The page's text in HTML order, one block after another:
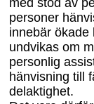
med stöd av
personer
innebär ökade
undvikas om
personlig
hänvisning till
delaktighet.